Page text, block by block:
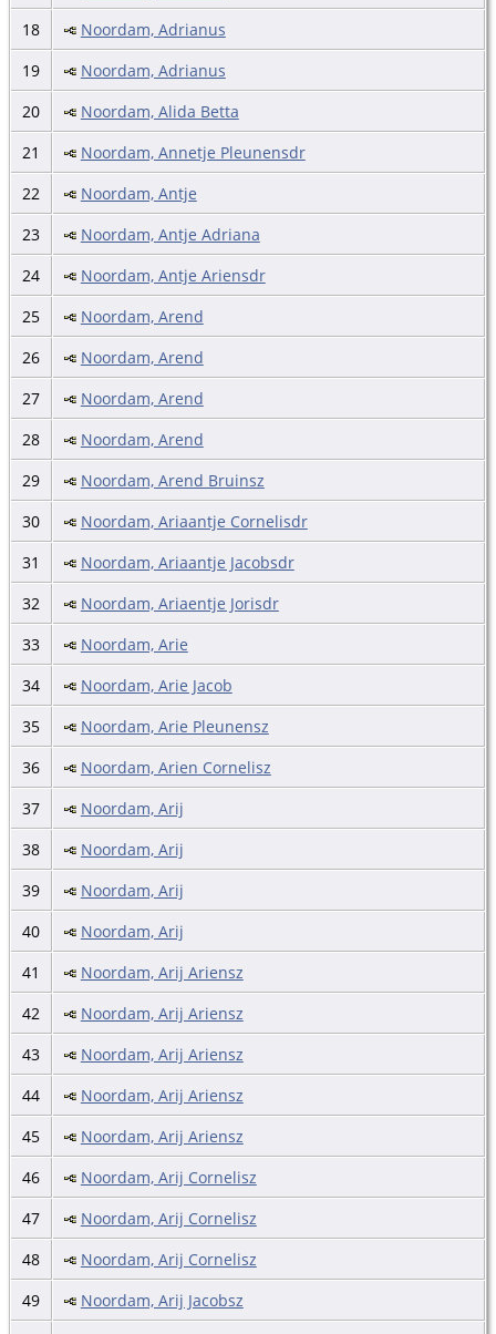
18
Noordam, Adrianus
19
Noordam, Adrianus
20
Noordam, Alida Betta
21
Noordam, Annetje Pleunensdr
22
Noordam, Antje
23
Noordam, Antje Adriana
24
Noordam, Antje Ariensdr
25
Noordam, Arend
26
Noordam, Arend
27
Noordam, Arend
28
Noordam, Arend
29
Noordam, Arend Bruinsz
30
Noordam, Ariaantje Cornelisdr
31
Noordam, Ariaantje Jacobsdr
32
Noordam, Ariaentje Jorisdr
33
Noordam, Arie
34
Noordam, Arie Jacob
35
Noordam, Arie Pleunensz
36
Noordam, Arien Cornelisz
37
Noordam, Arij
38
Noordam, Arij
39
Noordam, Arij
40
Noordam, Arij
41
Noordam, Arij Ariensz
42
Noordam, Arij Ariensz
43
Noordam, Arij Ariensz
44
Noordam, Arij Ariensz
45
Noordam, Arij Ariensz
46
Noordam, Arij Cornelisz
47
Noordam, Arij Cornelisz
48
Noordam, Arij Cornelisz
49
Noordam, Arij Jacobsz